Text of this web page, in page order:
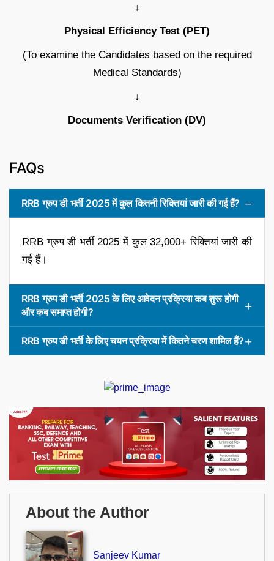
↓
Physical Efficiency Test (PET)
(To examine the Candidates based on the required
Medical Standards)
↓
Documents Verification (DV)
FAQs
RRB ग्रुप डी भर्ती 2025 में कुल कितनी रिक्तियां जारी की गई हैं?
RRB ग्रुप डी भर्ती 2025 में कुल 32,000+ रिक्तियां जारी की
गई हैं।
RRB ग्रुप डी भर्ती 2025 के लिए आवेदन प्रक्रिया कब शुरू होगी
और कब समाप्त होगी?
RRB ग्रुप डी भर्ती के लिए चयन प्रक्रिया में कितने चरण शामिल हैं?
About the Author
Sanjeev Kumar